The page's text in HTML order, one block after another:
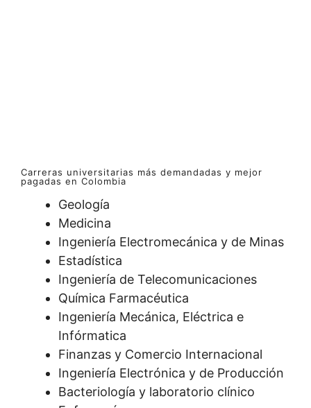
Carreras universitarias más demandadas y mejor
pagadas en Colombia
Geología
Medicina
Ingeniería Electromecánica y de Minas
Estadística
Ingeniería de Telecomunicaciones
Química Farmacéutica
Ingeniería Mecánica, Eléctrica e
Infórmatica
Finanzas y Comercio Internacional
Ingeniería Electrónica y de Producción
Bacteriología y laboratorio clínico